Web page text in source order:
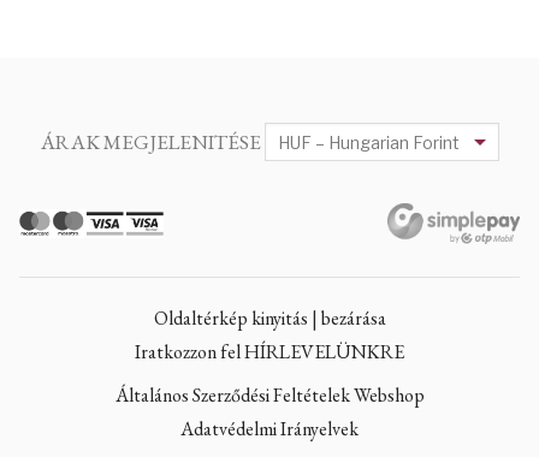
ÁRAK MEGJELENITÉSE
Oldaltérkép kinyitás | bezárása
Iratkozzon fel HÍRLEVELÜNKRE
Általános Szerződési Feltételek Webshop
Adatvédelmi Irányelvek